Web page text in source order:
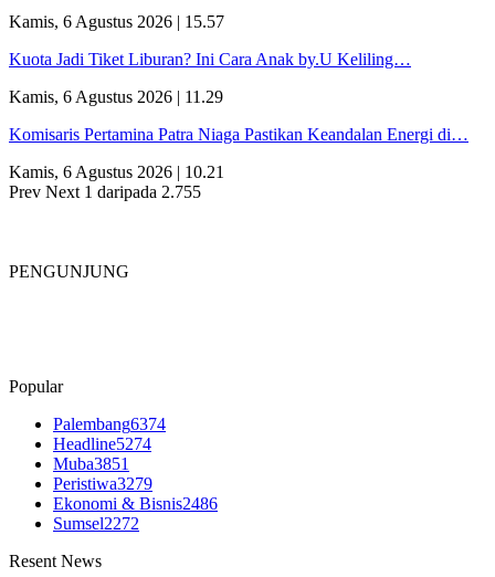
Kamis, 6 Agustus 2026 | 15.57
Kuota Jadi Tiket Liburan? Ini Cara Anak by.U Keliling…
Kamis, 6 Agustus 2026 | 11.29
Komisaris Pertamina Patra Niaga Pastikan Keandalan Energi di…
Kamis, 6 Agustus 2026 | 10.21
Prev Next 1 daripada 2.755
PENGUNJUNG
Popular
Palembang6374
Headline5274
Muba3851
Peristiwa3279
Ekonomi & Bisnis2486
Sumsel2272
Resent News